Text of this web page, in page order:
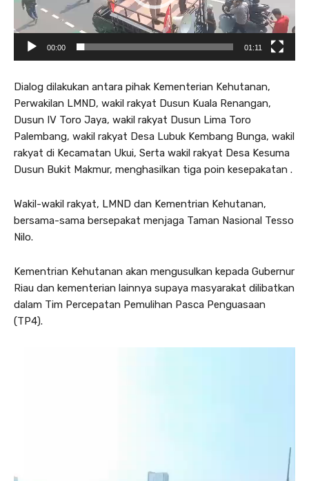
V
d
o
00:00 01:11
Dialog dilakukan antara pihak Kementerian Kehutanan,
Perwakilan LMND, wakil rakyat Dusun Kuala Renangan,
Dusun IV Toro Jaya, wakil rakyat Dusun Lima Toro
Palembang, wakil rakyat Desa Lubuk Kembang Bunga, wakil
rakyat di Kecamatan Ukui, Serta wakil rakyat Desa Kesuma
Dusun Bukit Makmur, menghasilkan tiga poin kesepakatan .
Wakil-wakil rakyat, LMND dan Kementrian Kehutanan,
bersama-sama bersepakat menjaga Taman Nasional Tesso
Nilo.
Kementrian Kehutanan akan mengusulkan kepada Gubernur
Riau dan kementerian lainnya supaya masyarakat dilibatkan
dalam Tim Percepatan Pemulihan Pasca Penguasaan
(TP4).